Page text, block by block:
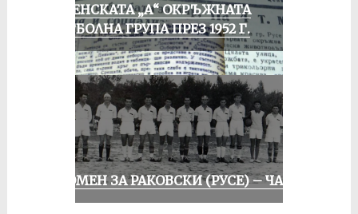
РУСЕНСКАТА „А“ ОКРЪЖНАТА
ФУТБОЛНА ГРУПА ПРЕЗ 1952 Г.
СПОМЕН ЗА РАКОВСКИ (РУСЕ) – ЧАСТ I